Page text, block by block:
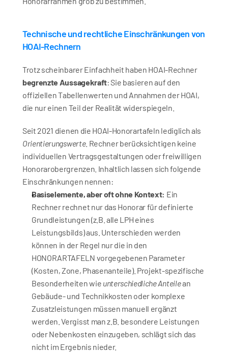
Technische und rechtliche Einschränkungen von
HOAI-Rechnern
Trotz scheinbarer Einfachheit haben HOAI-Rechner
begrenzte Aussagekraft: Sie basieren auf den
offiziellen Tabellenwerten und Annahmen der HOAI,
die nur einen Teil der Realität widerspiegeln.
Orientierungswerte. Rechner berücksichtigen keine
individuellen Vertragsgestaltungen oder freiwilligen
Honorarobergrenzen. Inhaltlich lassen sich folgende
Einschränkungen nennen:
Basiselemente, aber oft ohne Kontext: Ein
Rechner rechnet nur das Honorar für definierte
Grundleistungen (z.B. alle LPH eines
Leistungsbilds) aus. Unterschieden werden
können in der Regel nur die in den
HONORARTAFELN vorgegebenen Parameter
(Kosten, Zone, Phasenanteile). Projekt-spezifische
Besonderheiten wie unterschiedliche Anteile an
Gebäude- und Technikkosten oder komplexe
Zusatzleistungen müssen manuell ergänzt
werden. Vergisst man z.B. besondere Leistungen
oder Nebenkosten einzugeben, schlägt sich das
nicht im Ergebnis nieder.